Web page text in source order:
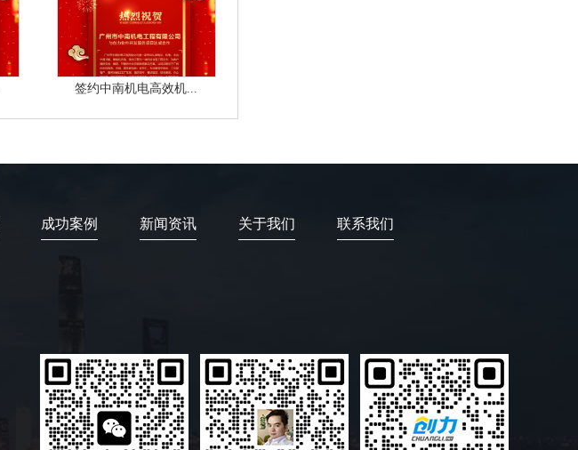
签约中南机电高效机...
成功案例 新闻资讯 关于我们 联系我们